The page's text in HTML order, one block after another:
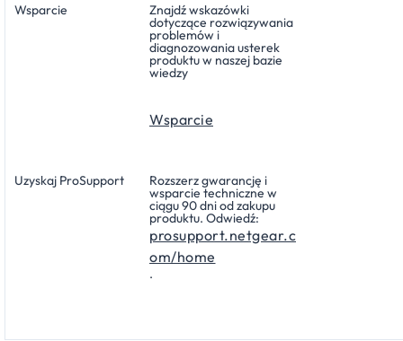
Wsparcie Znajdź wskazówki
dotyczące rozwiązywania
problemów i
diagnozowania usterek
produktu w naszej bazie
wiedzy
Wsparcie
Uzyskaj ProSupport Rozszerz gwarancję i
wsparcie techniczne w
ciągu 90 dni od zakupu
produktu. Odwiedź:
prosupport.netgear.c
om/home
.